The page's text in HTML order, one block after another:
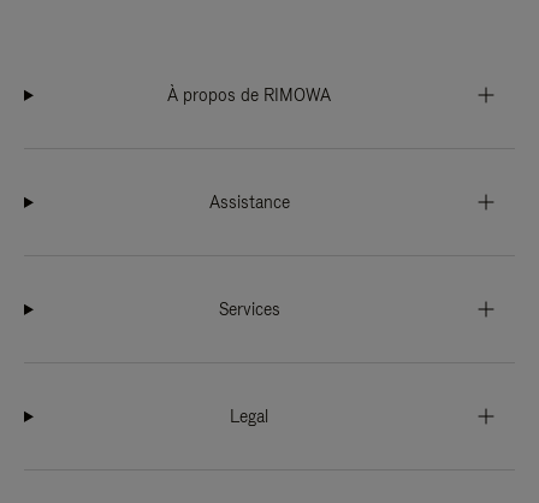
À propos de RIMOWA
Assistance
Services
Legal